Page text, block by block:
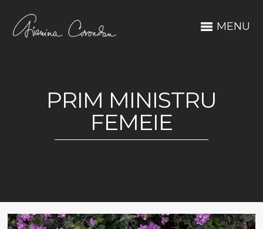
MENU
PRIM MINISTRU
FEMEIE